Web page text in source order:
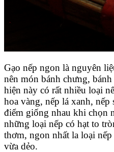
Gạo nếp ngon là nguyên
nên món bánh chưng,
hiện này có rất nhiều loại
hoa vàng, nếp lá xanh,
điểm giống nhau khi chọn
những loại nếp có hạt to
thơm, ngon nhất la loại
vừa dẻo.